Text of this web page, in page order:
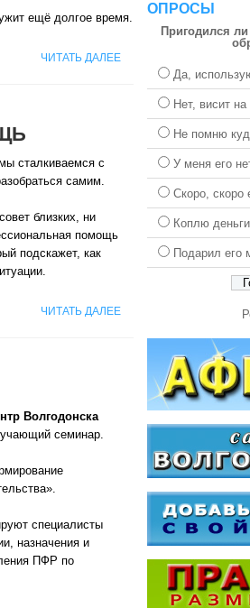
ещё долгое время.
ЧИТАТЬ ДАЛЕЕ
сталкиваемся с
самим.
близких, ни
помощь
подскажет, как
ЧИТАТЬ ДАЛЕЕ
Волгодонска
семинар.
специалисты
назначения и
ПФР по
ОПРОСЫ
Пригодился
Да,
Нет, висит
Не помню
У меня его
Скоро, скоро
Коплю
Подарил его